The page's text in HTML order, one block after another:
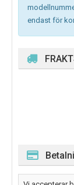
endast för